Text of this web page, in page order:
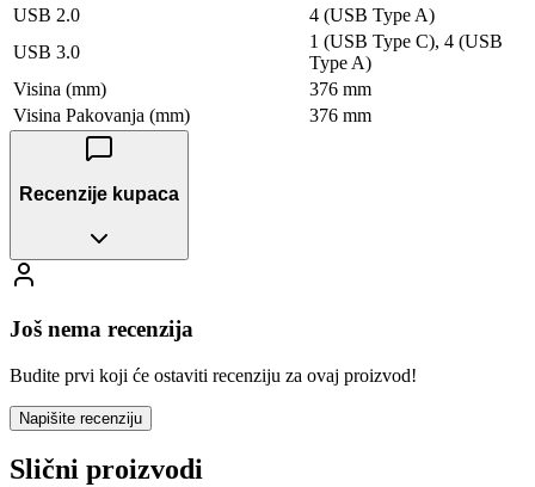
USB 2.0
4 (USB Type A)
USB 3.0
1 (USB Type C), 4 (USB
Type A)
Visina (mm)
376 mm
Visina Pakovanja (mm)
376 mm
Recenzije kupaca
Još nema recenzija
Budite prvi koji će ostaviti recenziju za ovaj proizvod!
Napišite recenziju
Slični proizvodi